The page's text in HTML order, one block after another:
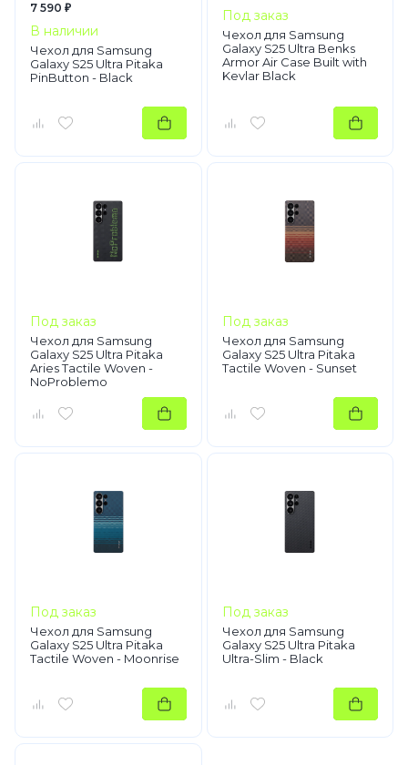
7 590 ₽
В наличии
Чехол для Samsung
Galaxy S25 Ultra Pitaka
PinButton - Black
Под заказ
Чехол для Samsung
Galaxy S25 Ultra Benks
Armor Air Case Built with
Kevlar Black
Под заказ
Чехол для Samsung
Galaxy S25 Ultra Pitaka
Aries Tactile Woven -
NoProblemo
Под заказ
Чехол для Samsung
Galaxy S25 Ultra Pitaka
Tactile Woven - Sunset
Под заказ
Чехол для Samsung
Galaxy S25 Ultra Pitaka
Tactile Woven - Moonrise
Под заказ
Чехол для Samsung
Galaxy S25 Ultra Pitaka
Ultra-Slim - Black